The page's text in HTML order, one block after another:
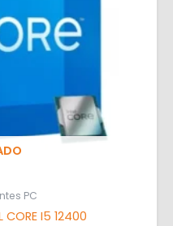
PC
CORE I5 12400